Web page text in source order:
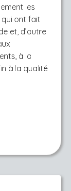
les
qui ont fait
et, d’autre
à la
à la qualité